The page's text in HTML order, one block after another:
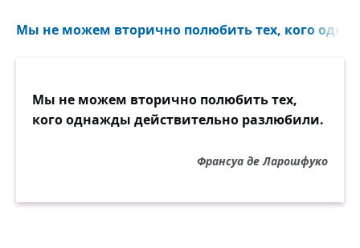
Мы не можем вторично полюбить тех, кого
Мы не можем вторично полюбить тех,
кого однажды действительно разлюбили.
Франсуа де Ларошфуко